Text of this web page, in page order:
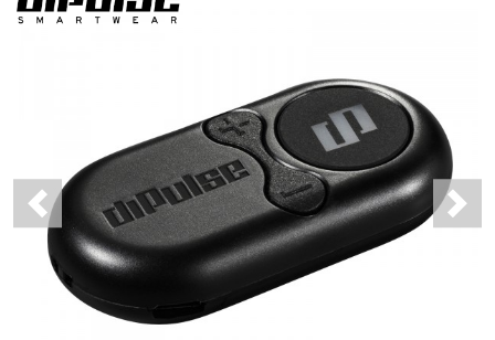
Previous Next